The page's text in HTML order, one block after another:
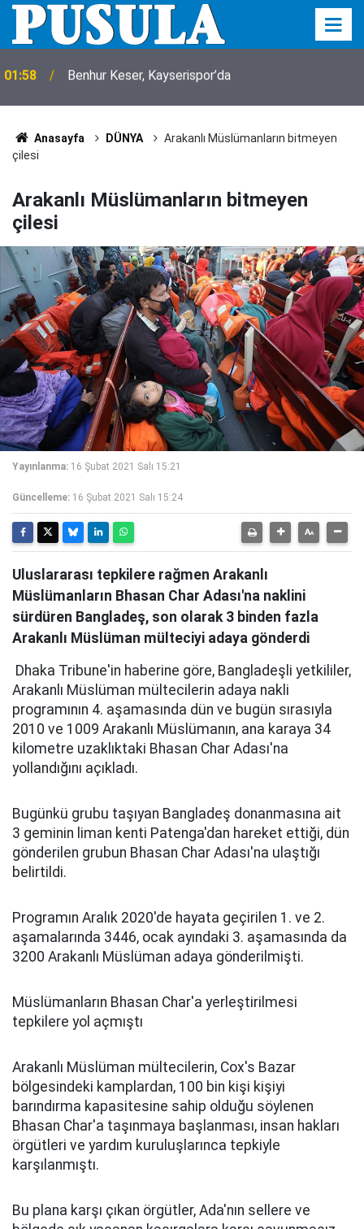
01:56 Köpeği tüfekle vurup sakat bıraktılar
Anasayfa DÜNYA
Arakanlı Müslümanların bitmeyen
çilesi
Arakanlı Müslümanların bitmeyen
çilesi
Yayınlanma: 16 Şubat 2021 Salı 15:21
Güncelleme: 16 Şubat 2021 Salı 15:24
Uluslararası tepkilere rağmen Arakanlı
Müslümanların Bhasan Char Adası'na naklini
sürdüren Bangladeş, son olarak 3 binden fazla
Arakanlı Müslüman mülteciyi adaya gönderdi
Dhaka Tribune'in haberine göre, Bangladeşli yetkililer,
Arakanlı Müslüman mültecilerin adaya nakli
programının 4. aşamasında dün ve bugün sırasıyla
2010 ve 1009 Arakanlı Müslümanın, ana karaya 34
kilometre uzaklıktaki Bhasan Char Adası'na
yollandığını açıkladı.
Bugünkü grubu taşıyan Bangladeş donanmasına ait
3 geminin liman kenti Patenga'dan hareket ettiği, dün
gönderilen grubun Bhasan Char Adası'na ulaştığı
belirtildi.
Programın Aralık 2020'de hayata geçirilen 1. ve 2.
aşamalarında 3446, ocak ayındaki 3. aşamasında da
3200 Arakanlı Müslüman adaya gönderilmişti.
Müslümanların Bhasan Char'a yerleştirilmesi
tepkilere yol açmıştı
Arakanlı Müslüman mültecilerin, Cox's Bazar
bölgesindeki kamplardan, 100 bin kişi kişiyi
barındırma kapasitesine sahip olduğu söylenen
Bhasan Char'a taşınmaya başlanması, insan hakları
örgütleri ve yardım kuruluşlarınca tepkiyle
karşılanmıştı.
Bu plana karşı çıkan örgütler, Ada'nın sellere ve